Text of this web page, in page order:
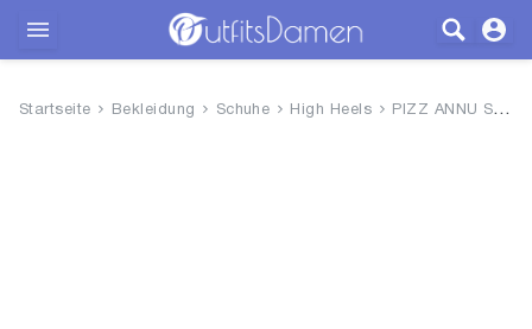
Startseite Bekleidung Schuhe High Heels PIZZ ANNU Sandalen Damen mit A...